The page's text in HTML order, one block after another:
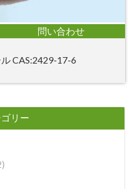
問い合わせ
CAS:2429-17-6
リー